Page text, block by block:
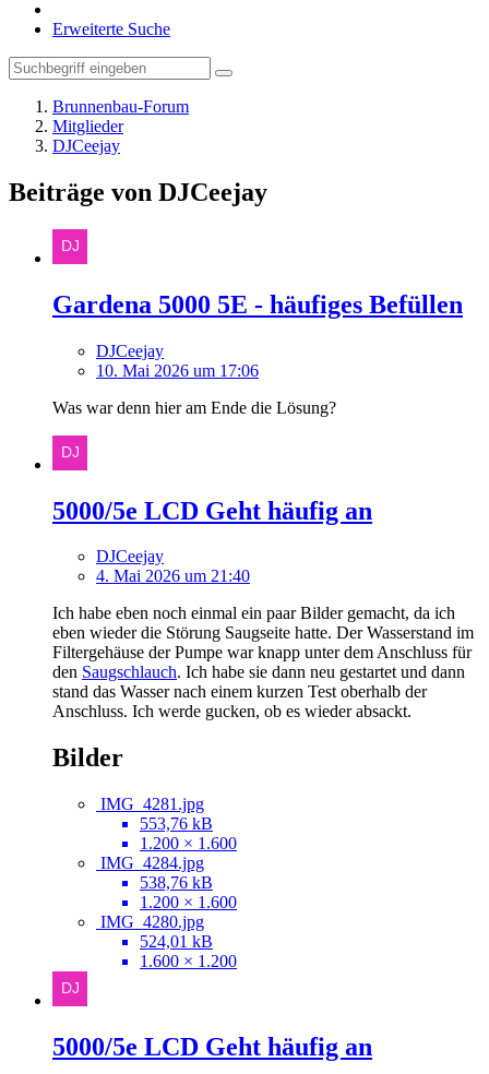
Erweiterte Suche
Brunnenbau-Forum
Mitglieder
DJCeejay
Beiträge von DJCeejay
Gardena 5000 5E - häufiges Befüllen
DJCeejay
10. Mai 2026 um 17:06
Was war denn hier am Ende die Lösung?
5000/5e LCD Geht häufig an
DJCeejay
4. Mai 2026 um 21:40
Ich habe eben noch einmal ein paar Bilder gemacht, da ich
eben wieder die Störung Saugseite hatte. Der Wasserstand im
Filtergehäuse der Pumpe war knapp unter dem Anschluss für
den Saugschlauch. Ich habe sie dann neu gestartet und dann
stand das Wasser nach einem kurzen Test oberhalb der
Anschluss. Ich werde gucken, ob es wieder absackt.
Bilder
IMG_4281.jpg
553,76 kB
1.200 × 1.600
IMG_4284.jpg
538,76 kB
1.200 × 1.600
IMG_4280.jpg
524,01 kB
1.600 × 1.200
5000/5e LCD Geht häufig an